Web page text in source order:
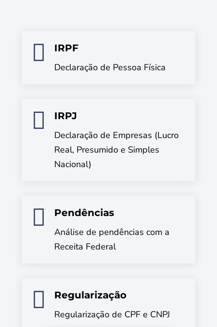

IRPF
Declaração de Pessoa Física

IRPJ
Declaração de Empresas (Lucro
Real, Presumido e Simples
Nacional)

Pendências
Análise de pendências com a
Receita Federal

Regularização
Regularização de CPF e CNPJ